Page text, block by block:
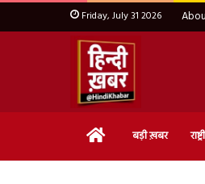
Friday, July 31 2026
Home बड़ी ख़बर